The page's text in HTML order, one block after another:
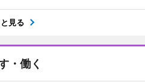
見る
・働く